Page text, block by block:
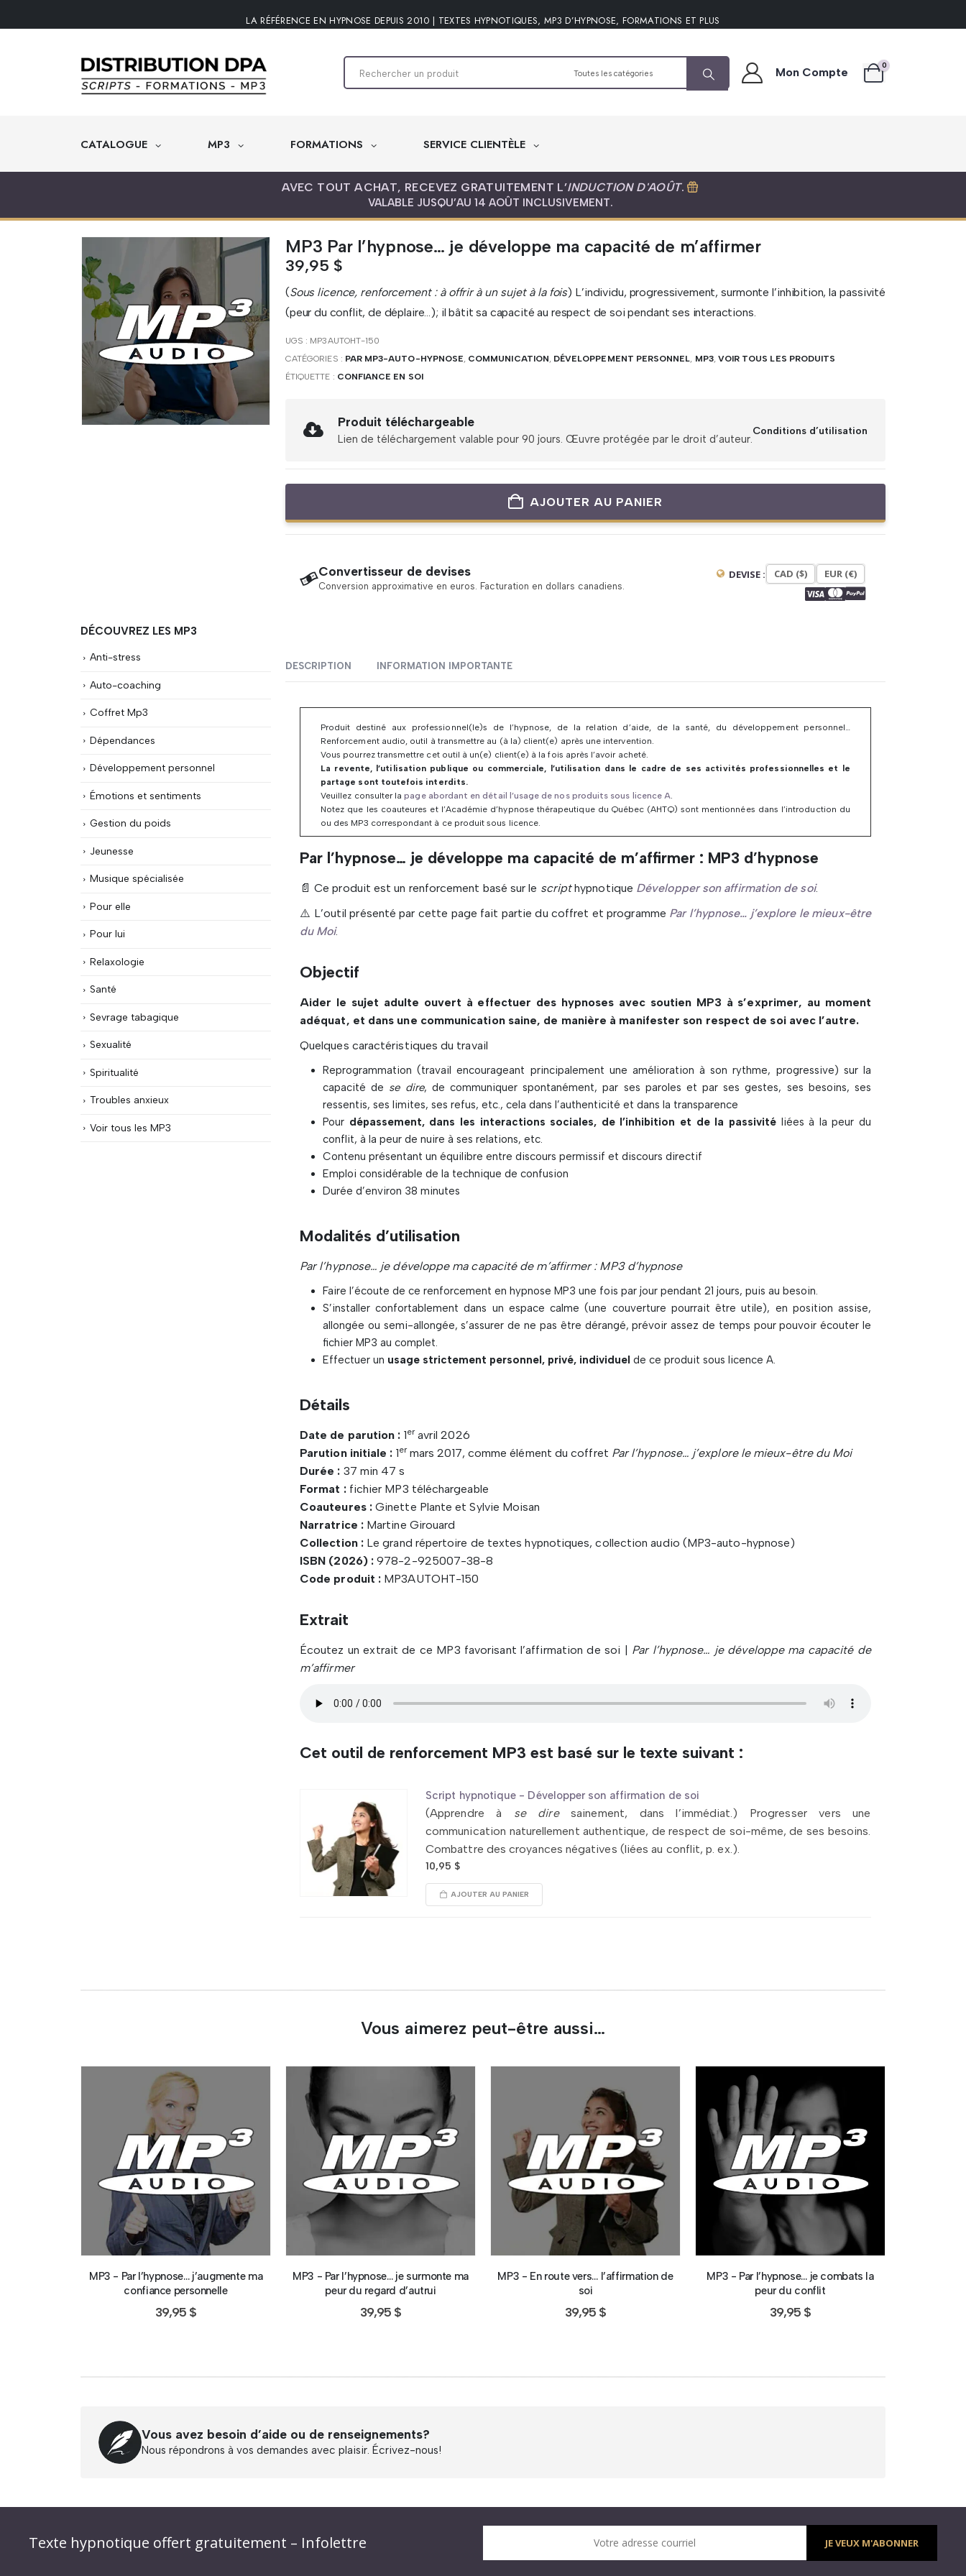
LA RÉFÉRENCE EN HYPNOSE DEPUIS 2010 | TEXTES HYPNOTIQUES, MP3 D’HYPNOSE, FORMATIONS ET PLUS
Mon Compte
0
CATALOGUE MP3 FORMATIONS SERVICE CLIENTÈLE
AVEC TOUT ACHAT, RECEVEZ GRATUITEMENT L’INDUCTION D'AOÛT.
VALABLE JUSQU’AU 14 AOÛT INCLUSIVEMENT.
MP3 Par l’hypnose… je développe ma capacité de m’affirmer
39,95 $
(Sous licence, renforcement : à offrir à un sujet à la fois) L’individu, progressivement, surmonte l’inhibition, la passivité
(peur du conflit, de déplaire…); il bâtit sa capacité au respect de soi pendant ses interactions.
UGS : MP3AUTOHT-150
CATÉGORIES : PAR MP3-AUTO-HYPNOSE, COMMUNICATION, DÉVELOPPEMENT PERSONNEL, MP3, VOIR TOUS LES PRODUITS
ÉTIQUETTE : CONFIANCE EN SOI
Produit téléchargeable
Lien de téléchargement valable pour 90 jours. Œuvre protégée par le droit d’auteur.
Conditions d’utilisation
AJOUTER AU PANIER
Convertisseur de devises
Conversion approximative en euros. Facturation en dollars canadiens.
DEVISE : CAD ($) EUR (€)
DÉCOUVREZ LES MP3
Anti-stress
Auto-coaching
Coffret Mp3
Dépendances
Développement personnel
Émotions et sentiments
Gestion du poids
Jeunesse
Musique spécialisée
Pour elle
Pour lui
Relaxologie
Santé
Sevrage tabagique
Sexualité
Spiritualité
Troubles anxieux
Voir tous les MP3
DESCRIPTION INFORMATION IMPORTANTE
Produit destiné aux professionnel(le)s de l’hypnose, de la relation d’aide, de la santé, du développement personnel…
Renforcement audio, outil à transmettre au (à la) client(e) après une intervention.
Vous pourrez transmettre cet outil à un(e) client(e) à la fois après l’avoir acheté.
La revente, l’utilisation publique ou commerciale, l’utilisation dans le cadre de ses activités professionnelles et le
partage sont toutefois interdits.
Veuillez consulter lapage abordant en détail l’usage de nos produits sous licence A.
Notez que les coauteures et l’Académie d’hypnose thérapeutique du Québec (AHTQ) sont mentionnées dans l’introduction du
ou des MP3 correspondant à ce produit sous licence.
Par l’hypnose… je développe ma capacité de m’affirmer : MP3 d’hypnose
📄 Ce produit est un renforcement basé sur le scripthypnotique Développer son affirmation de soi.
⚠️ L’outil présenté par cette page fait partie du coffret et programme Par l’hypnose… j’explore le mieux-être
du Moi.
Objectif
Aider le sujet adulte ouvert à effectuer des hypnoses avec soutien MP3 à s’exprimer, au moment
adéquat, et dans une communication saine, de manière à manifester son respect de soi avec l’autre.
Quelques caractéristiques du travail
Reprogrammation (travail encourageant principalement une amélioration à son rythme, progressive) sur la
capacité de se dire, de communiquer spontanément, par ses paroles et par ses gestes, ses besoins, ses
ressentis, ses limites, ses refus, etc., cela dans l’authenticité et dans la transparence
Pour dépassement, dans les interactions sociales, de l’inhibition et de la passivitéliées à la peur du
conflit, à la peur de nuire à ses relations, etc.
Contenu présentant un équilibre entre discours permissif et discours directif
Emploi considérable de la technique de confusion
Durée d’environ 38 minutes
Modalités d’utilisation
Par l’hypnose… je développe ma capacité de m’affirmer : MP3 d’hypnose
Faire l’écoute de ce renforcement en hypnose MP3 une fois par jour pendant 21 jours, puis au besoin.
S’installer confortablement dans un espace calme (une couverture pourrait être utile), en position assise,
allongée ou semi-allongée, s’assurer de ne pas être dérangé, prévoir assez de temps pour pouvoir écouter le
fichier MP3 au complet.
Effectuer un usage strictement personnel, privé, individuel de ce produit sous licence A.
Détails
Date de parution : 1eravril 2026
Parution initiale : 1ermars 2017, comme élément du coffret Par l’hypnose… j’explore le mieux-être du Moi
Durée : 37 min 47 s
Format :fichier MP3 téléchargeable
Coauteures :Ginette Plante et Sylvie Moisan
Narratrice :Martine Girouard
Collection :Le grand répertoire de textes hypnotiques, collection audio (MP3-auto-hypnose)
ISBN (2026) : 978-2-925007-38-8
Code produit : MP3AUTOHT-150
Extrait
Écoutez un extrait de ce MP3 favorisant l’affirmation de soi | Par l’hypnose… je développe ma capacité de
m’affirmer
Cet outil de renforcement MP3 est basé sur le texte suivant :
Script hypnotique - Développer son affirmation de soi
(Apprendre à se diresainement, dans l’immédiat.) Progresser vers une
communication naturellement authentique, de respect de soi-même, de ses besoins.
Combattre des croyances négatives (liées au conflit, p. ex.).
10,95 $
AJOUTER AU PANIER
Vous aimerez peut-être aussi…
MP3 - Par l’hypnose… j’augmente ma
confiance personnelle
39,95 $
MP3 - Par l’hypnose… je surmonte ma
peur du regard d’autrui
39,95 $
MP3 - En route vers… l’affirmation de
soi
39,95 $
MP3 - Par l’hypnose… je combats la
peur du conflit
39,95 $
Vous avez besoin d’aide ou de renseignements?
Nous répondrons à vos demandes avec plaisir. Écrivez-nous!
Texte hypnotique offert gratuitement – Infolettre
Votre adresse courriel JE VEUX M'ABONNER